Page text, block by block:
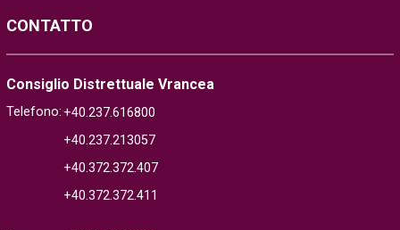
CONTATTO
Consiglio Distrettuale Vrancea
Telefono: +40.237.616800
+40.237.213057
+40.372.372.407
+40.372.372.411